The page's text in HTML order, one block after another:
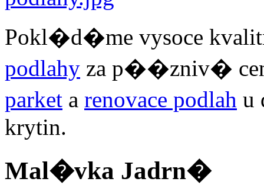
Pokl�d�me vysoce
podlahy za p��zniv�
parket a renovace podlah u
krytin.
Mal�vka Jadrn�